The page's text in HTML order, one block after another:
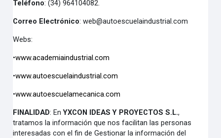
Teléfono: (34) 964104082.
Correo Electrónico:web@autoescuelaindustrial.com
Webs:
•www.academiaindustrial.com
•www.autoescuelaindustrial.com
•www.autoescuelamecanica.com
FINALIDAD:EnYXCON IDEAS Y PROYECTOS S.L.,
tratamos la información que nos facilitan las personas
interesadas con el fin de Gestionar la información del